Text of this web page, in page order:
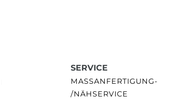
SERVICE
MASSANFERTIGUNG- /
NÄHSERVICE